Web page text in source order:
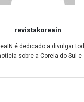
revistakoreain
é dedicado a divulgar
sobre a Coreia do Sul e